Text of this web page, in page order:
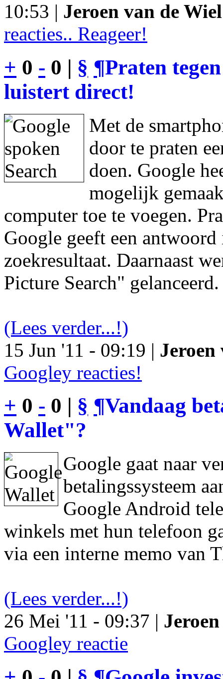
10:53 | Jeroen van de Wiel
reacties.. Reageer!
+ 0 - 0 | § ¶Praten
luistert direct!
Met de
door te praten
doen. Google
mogelijk
computer toe te voegen.
Google geeft een
zoekresultaat. Daarnaast
Picture Search" gelanceerd.
(Lees verder...!)
15 Jun '11 - 09:19 | Jeroen
Googley reacties!
+ 0 - 0 | § ¶Vandaag
Wallet"?
Google gaat naar
betalingssysteem
Google Android
winkels met hun telefoon
via een interne memo van
(Lees verder...!)
26 Mei '11 - 09:37 |
Googley reactie